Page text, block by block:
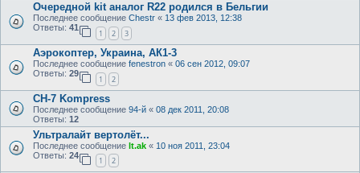
Очередной kit аналог R22 родился в Бельгии
Последнее сообщение Chestr « 13 фев 2013, 12:38
Ответы: 41
1 2 3
Аэрокоптер, Украина, АК1-3
Последнее сообщение fenestron « 06 сен 2012, 09:07
Ответы: 29
1 2
CH-7 Kompress
Последнее сообщение 94-й « 08 дек 2011, 20:08
Ответы: 12
Ультралайт вертолёт...
Последнее сообщение lt.ak « 10 ноя 2011, 23:04
Ответы: 24
1 2